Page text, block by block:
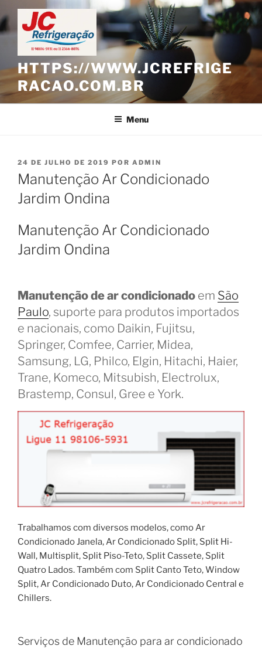
Pular
para
o
conteúdo
HTTPS://WWW.JCREFRIGE
RACAO.COM.BR
Menu
PUBLICADO
EM
24 DE JULHO DE 2019 POR ADMIN
Manutenção Ar Condicionado
Jardim Ondina
Manutenção Ar Condicionado
Jardim Ondina
Manutenção de ar condicionado em São
Paulo, suporte para produtos importados
e nacionais, como Daikin, Fujitsu,
Springer, Comfee, Carrier, Midea,
Samsung, LG, Philco, Elgin, Hitachi, Haier,
Trane, Komeco, Mitsubish, Electrolux,
Brastemp, Consul, Gree e York.
Trabalhamos com diversos modelos, como Ar
Condicionado Janela, Ar Condicionado Split, Split Hi-
Wall, Multisplit, Split Piso-Teto, Split Cassete, Split
Quatro Lados. Também com Split Canto Teto, Window
Split, Ar Condicionado Duto, Ar Condicionado Central e
Chillers.
Serviços de Manutenção para ar condicionado